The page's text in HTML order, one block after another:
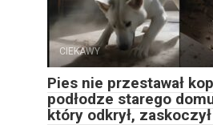
CIEKAWY
Pies nie przestawał
podłodze starego
który odkrył,